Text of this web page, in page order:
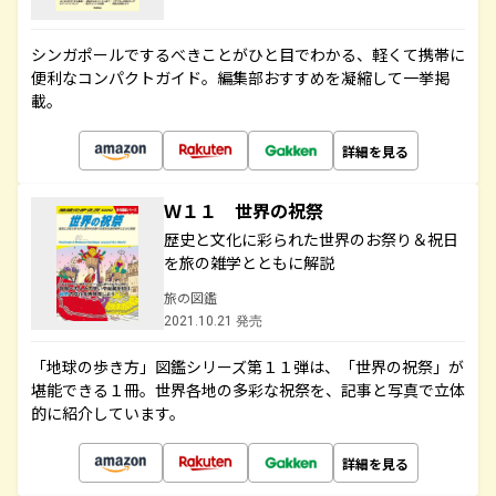
シンガポールでするべきことがひと目でわかる、軽くて携帯に
便利なコンパクトガイド。編集部おすすめを凝縮して一挙掲
載。
詳細を見る
Ｗ１１ 世界の祝祭
歴史と文化に彩られた世界のお祭り＆祝日
を旅の雑学とともに解説
旅の図鑑
2021.10.21 発売
「地球の歩き方」図鑑シリーズ第１１弾は、「世界の祝祭」が
堪能できる１冊。世界各地の多彩な祝祭を、記事と写真で立体
的に紹介しています。
詳細を見る